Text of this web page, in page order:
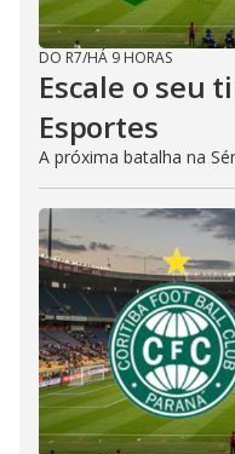
DO R7/HÁ 9 HORAS
Escale o seu
Esportes
A próxima batalha na